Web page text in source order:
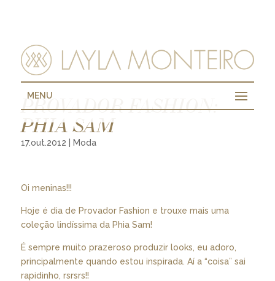
MENU
PROVADOR FASHION:
PHIA SAM
17.out.2012 Moda
Oi meninas!!!
Hoje é dia de Provador Fashion e trouxe mais uma
coleção lindíssima da Phia Sam!
É sempre muito prazeroso produzir looks, eu adoro,
principalmente quando estou inspirada. Aí a “coisa” sai
rapidinho, rsrsrs!!